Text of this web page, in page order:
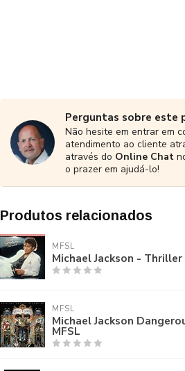
Perguntas sobre este
Não hesite em entrar em
atendimento ao cliente
através do Online Chat
o prazer em ajudá-lo!
Produtos relacionados
MFSL
Michael Jackson - Thriller
MFSL
Michael Jackson
MFSL